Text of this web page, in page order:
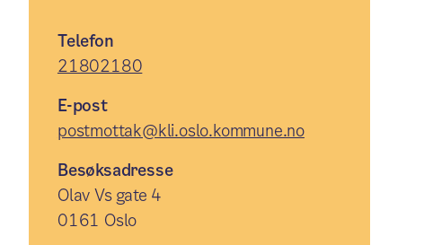
Telefon
21802180
E-post
postmottak@kli.oslo.kommune.no
Besøksadresse
Olav Vs gate 4
0161 Oslo